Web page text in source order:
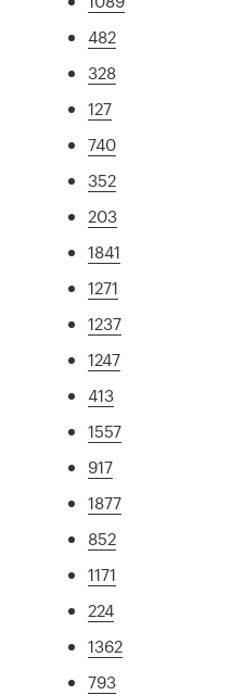
482
328
127
740
352
203
1841
1271
1237
1247
413
1557
917
1877
852
1171
224
1362
793